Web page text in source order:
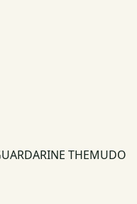
THEMUDO